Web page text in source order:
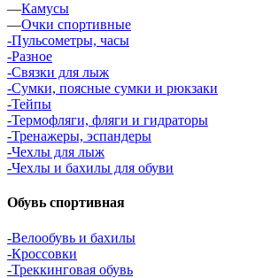
—Камусы
—Очки спортивные
-Пульсометры, часы
-Разное
-Связки для лыж
-Сумки, поясные сумки и рюкзаки
-Тейпы
-Термофляги, фляги и гидраторы
-Тренажеры, эспандеры
-Чехлы для лыж
-Чехлы и бахилы для обуви
Обувь спортивная
-Велообувь и бахилы
-Кроссовки
-Треккинговая обувь